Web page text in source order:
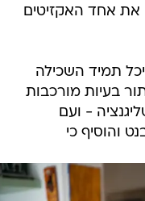
את אחד האקזיטים
תמיד השכילה
בעיות מורכבות
- ועם
והוסיף כי